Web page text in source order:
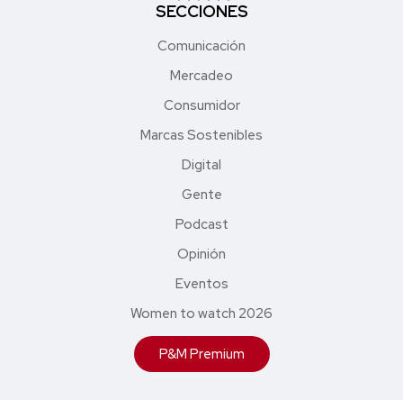
SECCIONES
Comunicación
Mercadeo
Consumidor
Marcas Sostenibles
Digital
Gente
Podcast
Opinión
Eventos
Women to watch 2026
P&M Premium